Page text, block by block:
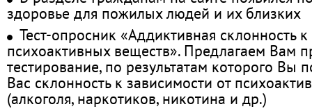
здоровье для пожилых людей и их близких
Тест-опросник «Аддиктивная склонность
психоактивных веществ». Предлагаем Вам
тестирование, по результатам которого Вы
Вас склонность к зависимости от
(алкоголя, наркотиков, никотина и др.)